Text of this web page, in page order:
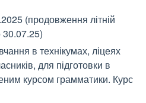
(продовження літній
30.07.25)
в технікумах, ліцеях
для підготовки в
курсом грамматики. Курс